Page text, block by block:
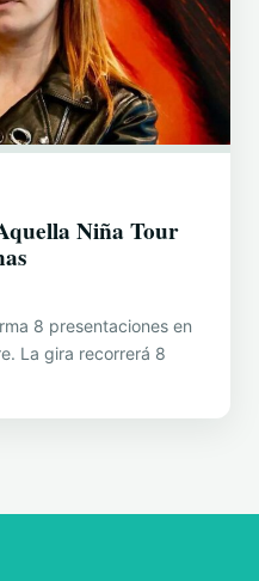
Niña Tour
8 presentaciones en
La gira recorrerá 8